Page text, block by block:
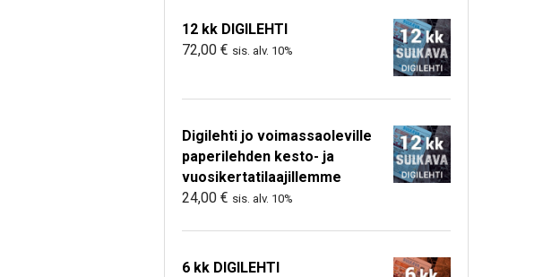
12 kk DIGILEHTI
72,00 € sis. alv. 10%
Digilehti jo voimassaoleville
paperilehden kesto- ja
vuosikertatilaajillemme
24,00 € sis. alv. 10%
6 kk DIGILEHTI